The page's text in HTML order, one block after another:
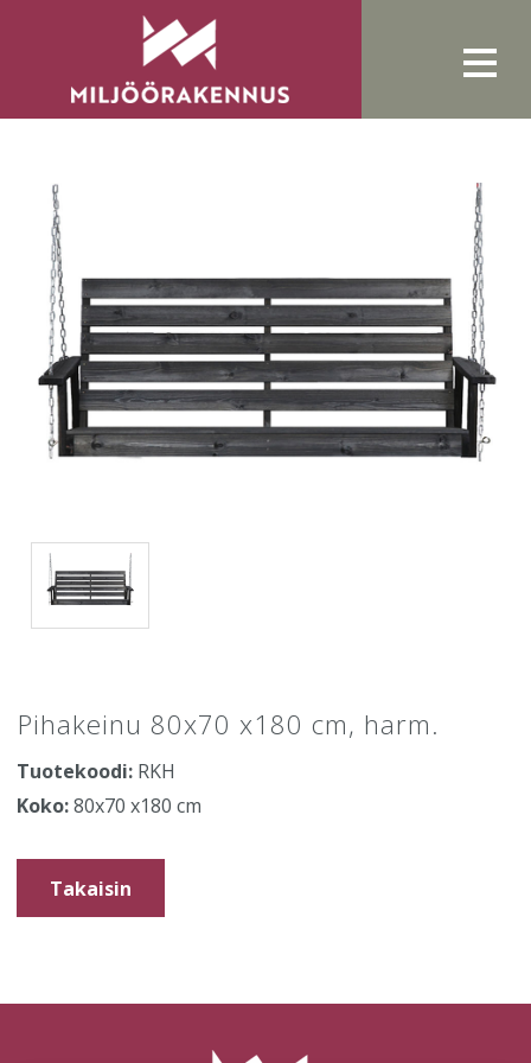
Pihakeinu 80x70 x180 cm, harm.
Tuotekoodi: RKH
Koko:80x70 x180 cm
Takaisin